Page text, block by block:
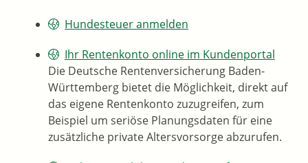
Hundesteuer anmelden
Ihr Rentenkonto online im Kundenportal
Die Deutsche Rentenversicherung Baden-
Württemberg bietet die Möglichkeit, direkt auf
das eigene Rentenkonto zuzugreifen, zum
Beispiel um seriöse Planungsdaten für eine
zusätzliche private Altersvorsorge abzurufen.